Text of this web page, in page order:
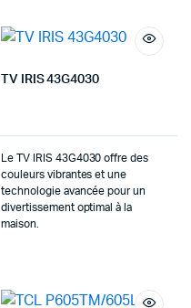
TV IRIS 43G4030
Le TV IRIS 43G4030 offre des
couleurs vibrantes et une
technologie avancée pour un
divertissement optimal à la
maison.